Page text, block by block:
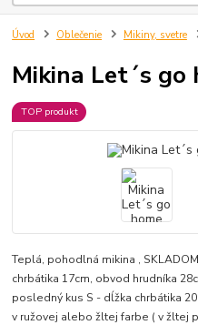
Úvod Oblečenie Mikiny, svetre
Mikina Let´s go
TOP produkt
Teplá, pohodlná mikina ,
chrbátika 17cm, obvod hrudníka
posledný kus S - dĺžka chrbátika
v ružovej alebo žltej farbe ( v žltej